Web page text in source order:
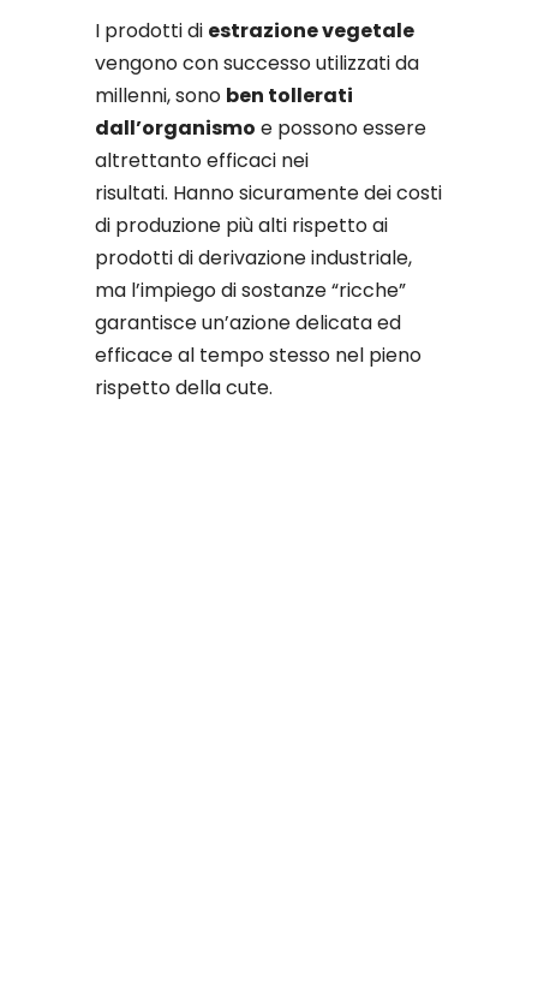
I prodotti di estrazione vegetale
vengono con successo utilizzati da
millenni, sono ben tollerati
dall’organismo e possono essere
altrettanto efficaci nei
risultati. Hanno sicuramente dei costi
di produzione più alti rispetto ai
prodotti di derivazione industriale,
ma l’impiego di sostanze “ricche”
garantisce un’azione delicata ed
efficace al tempo stesso nel pieno
rispetto della cute.